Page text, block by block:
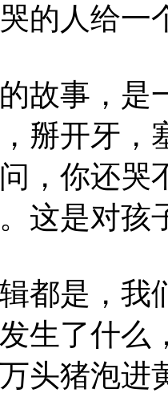
的人给一
故事，是
掰开牙，
，你还哭
这是对孩
都是，我
生了什么
头猪泡进